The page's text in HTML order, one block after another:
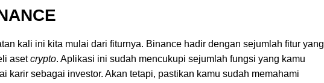
kali ini kita mulai dari fiturnya. Binance hadir dengan sejumlah fitur yang
asetcrypto. Aplikasi ini sudah mencukupi sejumlah fungsi yang kamu
karir sebagai investor. Akan tetapi, pastikan kamu sudah memahami